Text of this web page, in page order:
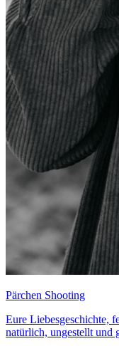
Pärchen Shooting
Eure Liebesgeschichte,
natürlich, ungestellt und